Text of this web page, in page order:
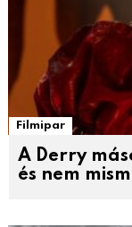
Filmipar
A Derry
és nem